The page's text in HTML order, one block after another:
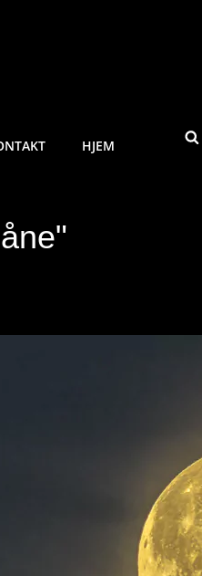
HJEM